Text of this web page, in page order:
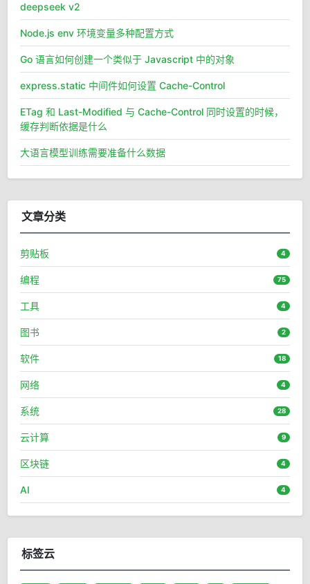
deepseek v2
Node.js env 环境变量多种配置方式
Go 语言如何创建一个类似于 Javascript 中的对象
express.static 中间件如何设置 Cache-Control
ETag 和 Last-Modified 与 Cache-Control 同时设置的时候，
缓存判断依据是什么
大语言模型训练需要准备什么数据
文章分类
剪贴板 4
编程 75
工具 4
图书 2
软件 18
网络 4
系统 28
云计算 9
区块链 4
AI 4
标签云